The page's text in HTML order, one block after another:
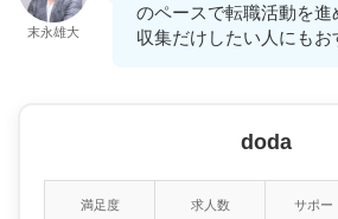
末永雄大
のペースで転職活動を進
収集だけしたい人にもお
doda
満足度 求人数 サポー